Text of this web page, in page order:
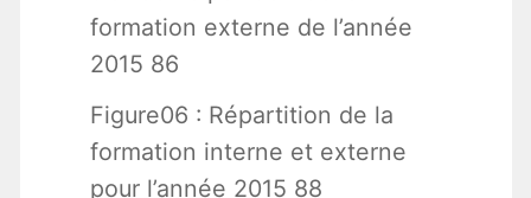
formation externe de l’année
2015 86
Figure06 : Répartition de la
formation interne et externe
pour l’année 2015 88